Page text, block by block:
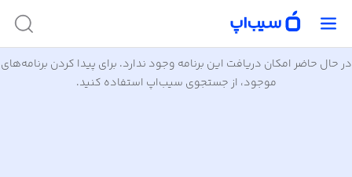
در حال حاضر امکان دریافت این برنامه وجود ندارد. برای پیدا کردن برنامه‌های
موجود، از جستجوی سیب‌اپ استفاده کنید.